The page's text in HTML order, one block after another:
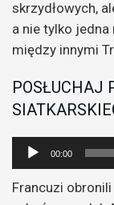
skrzydłowych,
a nie tylko
między innymi
POSŁUCHAJ
Odtwarzacz
plików
dźwiękowych
00:00
Francuzi